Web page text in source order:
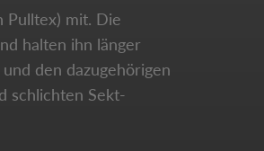
Pulltex) mit. Die
halten ihn länger
den dazugehörigen
schlichten Sekt-